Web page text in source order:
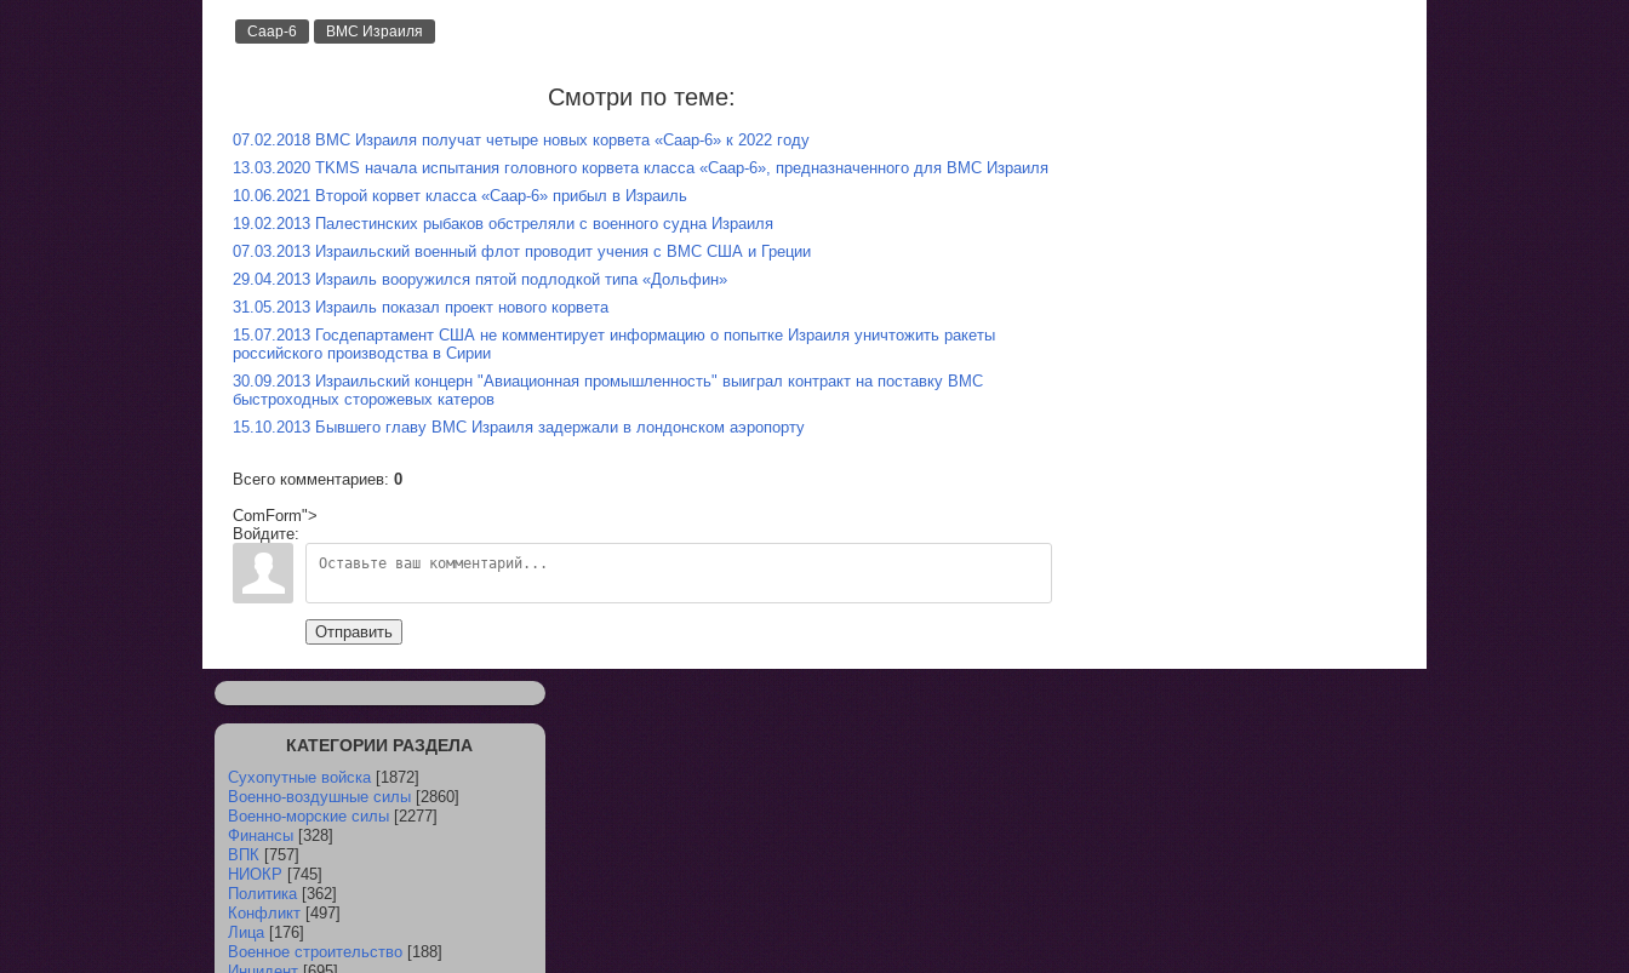
Саар-6 ВМС Израиля
Смотри по теме:
07.02.2018 ВМС Израиля получат четыре новых корвета «Саар-6» к 2022 году
13.03.2020 TKMS начала испытания головного корвета класса «Саар-6», предназначенного для ВМС Израиля
10.06.2021 Второй корвет класса «Саар-6» прибыл в Израиль
19.02.2013 Палестинских рыбаков обстреляли с военного судна Израиля
07.03.2013 Израильский военный флот проводит учения с ВМС США и Греции
29.04.2013 Израиль вооружился пятой подлодкой типа «Дольфин»
31.05.2013 Израиль показал проект нового корвета
15.07.2013 Госдепартамент США не комментирует информацию о попытке Израиля уничтожить ракеты
российского производства в Сирии
30.09.2013 Израильский концерн "Авиационная промышленность" выиграл контракт на поставку ВМС
быстроходных сторожевых катеров
15.10.2013 Бывшего главу ВМС Израиля задержали в лондонском аэропорту
Всего комментариев: 0
ComForm">
Войдите:
Отправить
КАТЕГОРИИ РАЗДЕЛА
Сухопутные войска [1872]
Военно-воздушные силы [2860]
Военно-морские силы [2277]
Финансы [328]
ВПК [757]
НИОКР [745]
Политика [362]
Конфликт [497]
Лица [176]
Военное строительство [188]